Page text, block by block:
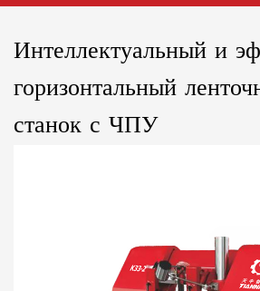
Интеллектуальный и
горизонтальный
станок с ЧПУ